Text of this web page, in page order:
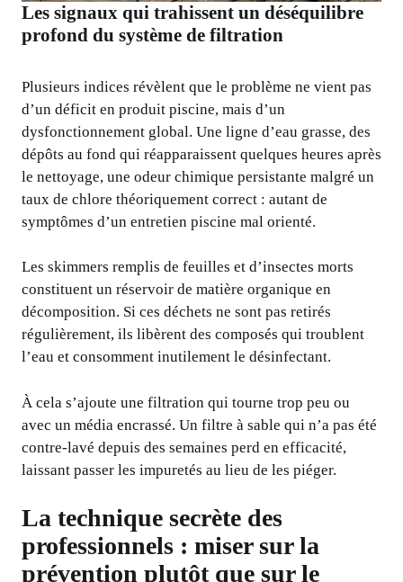
Les signaux qui trahissent un déséquilibre
profond du système de filtration
Plusieurs indices révèlent que le problème ne vient pas
d’un déficit en produit piscine, mais d’un
dysfonctionnement global. Une ligne d’eau grasse, des
dépôts au fond qui réapparaissent quelques heures après
le nettoyage, une odeur chimique persistante malgré un
taux de chlore théoriquement correct : autant de
symptômes d’un entretien piscine mal orienté.
Les skimmers remplis de feuilles et d’insectes morts
constituent un réservoir de matière organique en
décomposition. Si ces déchets ne sont pas retirés
régulièrement, ils libèrent des composés qui troublent
l’eau et consomment inutilement le désinfectant.
À cela s’ajoute une filtration qui tourne trop peu ou
avec un média encrassé. Un filtre à sable qui n’a pas été
contre-lavé depuis des semaines perd en efficacité,
laissant passer les impuretés au lieu de les piéger.
La technique secrète des
professionnels : miser sur la
prévention plutôt que sur le